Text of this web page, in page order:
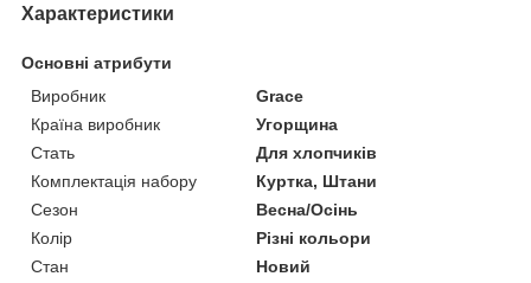
Характеристики
Основні атрибути
Виробник
Grace
Країна виробник
Угорщина
Стать
Для хлопчиків
Комплектація набору
Куртка, Штани
Сезон
Весна/Осінь
Колір
Різні кольори
Стан
Новий